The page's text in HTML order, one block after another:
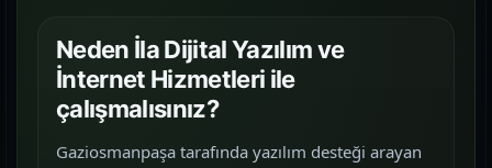
Neden İla Dijital Yazılım ve
İnternet Hizmetleri ile
çalışmalısınız?
Gaziosmanpaşa tarafında yazılım desteği arayan